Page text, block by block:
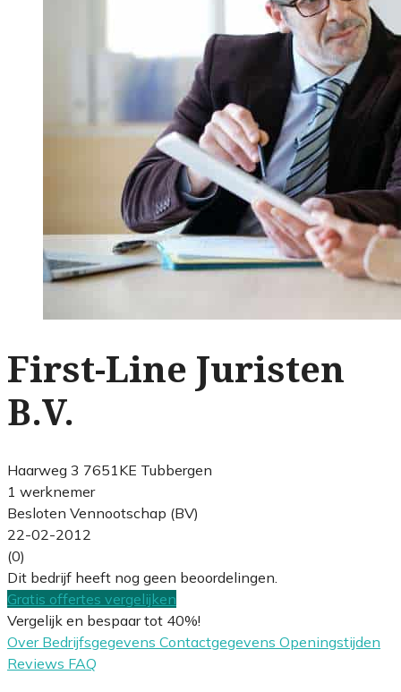
First-Line Juristen
B.V.
Haarweg 3 7651KE Tubbergen
1 werknemer
Besloten Vennootschap (BV)
22-02-2012
(0)
Dit bedrijf heeft nog geen beoordelingen.
Gratis offertes vergelijken
Vergelijk en bespaar tot 40%!
Over Bedrijfsgegevens Contactgegevens Openingstijden
Reviews FAQ